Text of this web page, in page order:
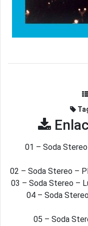
01 – Soda
02 – Soda Stereo –
03 – Soda Stereo –
04 – Soda
05 – Soda